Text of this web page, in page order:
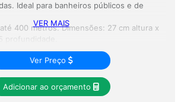
Ideal para banheiros públicos e de
400 metros. Dimensões: 27 cm altura x
profundidade.
VER MAIS
Ver Preço
Adicionar ao orçamento